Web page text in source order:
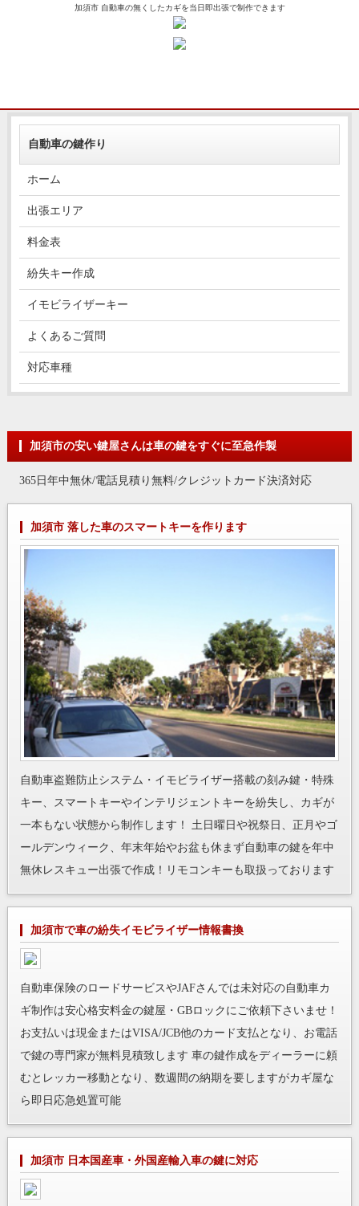
加須市 自動車の無くしたカギを当日即出張で制作できます
加須市の安い鍵屋さんは車の鍵をすぐに至急作製
365日年中無休/電話見積り無料/クレジットカード決済対応
加須市 落した車のスマートキーを作ります
自動車盗難防止システム・イモビライザー搭載の刻み鍵・特殊
キー、スマートキーやインテリジェントキーを紛失し、カギが
一本もない状態から制作します！ 土日曜日や祝祭日、正月やゴ
ールデンウィーク、年末年始やお盆も休まず自動車の鍵を年中
無休レスキュー出張で作成！リモコンキーも取扱っております
加須市で車の紛失イモビライザー情報書換
自動車保険のロードサービスやJAFさんでは未対応の自動車カ
ギ制作は安心格安料金の鍵屋・GBロックにご依頼下さいませ！
お支払いは現金またはVISA/JCB他のカード支払となり、お電話
で鍵の専門家が無料見積致します 車の鍵作成をディーラーに頼
むとレッカー移動となり、数週間の納期を要しますがカギ屋な
ら即日応急処置可能
加須市 日本国産車・外国産輸入車の鍵に対応
自動車の鍵作り
ホーム
出張エリア
料金表
紛失キー作成
イモビライザーキー
よくあるご質問
対応車種